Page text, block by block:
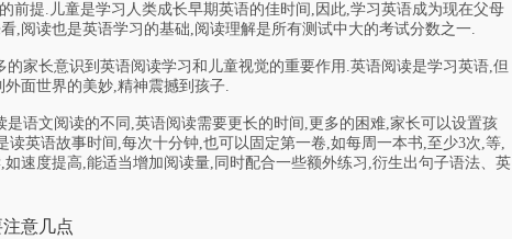
提.儿童是学习人类成长早期英语的佳时间,因此,学习英语成为现在父母
,阅读也是英语学习的基础,阅读理解是所有测试中大的考试分数之一.
家长意识到英语阅读学习和儿童视觉的重要作用.英语阅读是学习英语,但
面世界的美妙,精神震撼到孩子.
语文阅读的不同,英语阅读需要更长的时间,更多的困难,家长可以设置孩
英语故事时间,每次十分钟,也可以固定第一卷,如每周一本书,至少3次,等,
速度提高,能适当增加阅读量,同时配合一些额外练习,衍生出句子语法、英
意几点